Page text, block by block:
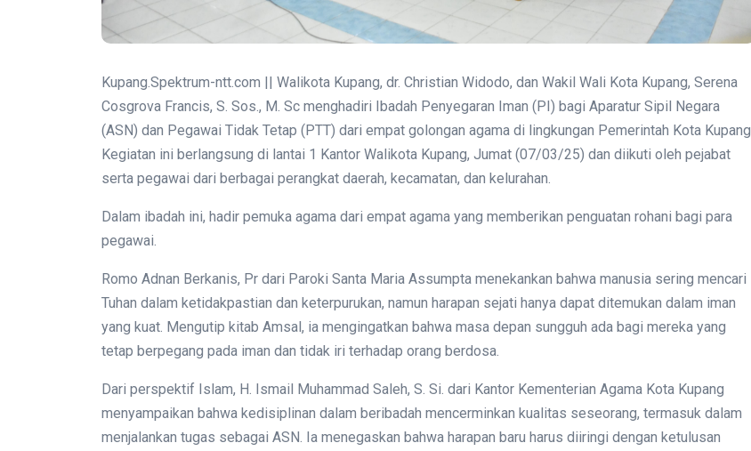
Kupang.Spektrum-ntt.com || Walikota Kupang, dr. Christian Widodo, dan Wakil Wali Kota Kupang, Serena
Cosgrova Francis, S. Sos., M. Sc menghadiri Ibadah Penyegaran Iman (PI) bagi Aparatur Sipil Negara
(ASN) dan Pegawai Tidak Tetap (PTT) dari empat golongan agama di lingkungan Pemerintah Kota Kupang.
Kegiatan ini berlangsung di lantai 1 Kantor Walikota Kupang, Jumat (07/03/25) dan diikuti oleh pejabat
serta pegawai dari berbagai perangkat daerah, kecamatan, dan kelurahan.
Dalam ibadah ini, hadir pemuka agama dari empat agama yang memberikan penguatan rohani bagi para
pegawai.
Romo Adnan Berkanis, Pr dari Paroki Santa Maria Assumpta menekankan bahwa manusia sering mencari
Tuhan dalam ketidakpastian dan keterpurukan, namun harapan sejati hanya dapat ditemukan dalam iman
yang kuat. Mengutip kitab Amsal, ia mengingatkan bahwa masa depan sungguh ada bagi mereka yang
tetap berpegang pada iman dan tidak iri terhadap orang berdosa.
Dari perspektif Islam, H. Ismail Muhammad Saleh, S. Si. dari Kantor Kementerian Agama Kota Kupang
menyampaikan bahwa kedisiplinan dalam beribadah mencerminkan kualitas seseorang, termasuk dalam
menjalankan tugas sebagai ASN. Ia menegaskan bahwa harapan baru harus diiringi dengan ketulusan